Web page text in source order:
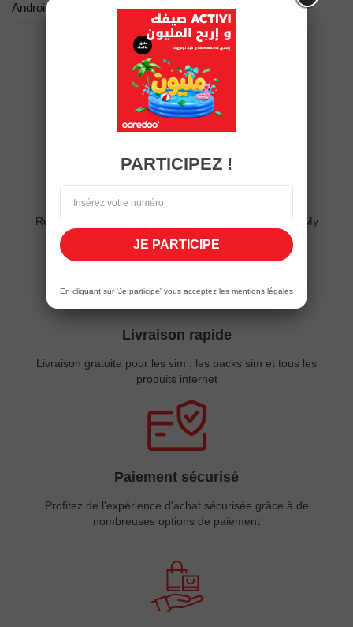
Android 8.0 ou d'iOS 12.0 et versions ultérieures
Eshopping
Restez connectez- et suivez nous sur eshop et l'appli My
Ooredoo
Livraison rapide
Livraison gratuite pour les sim , les packs sim et tous les
produits internet
Paiement sécurisé
Profitez de l'expérience d'achat sécurisée grâce à de
nombreuses options de paiement
PARTICIPEZ !
JE PARTICIPE
En cliquant sur 'Je participe' vous acceptez les mentions légales